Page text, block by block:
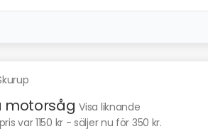
motorsåg Visa liknande
var 1150 kr - säljer nu för 350 kr.